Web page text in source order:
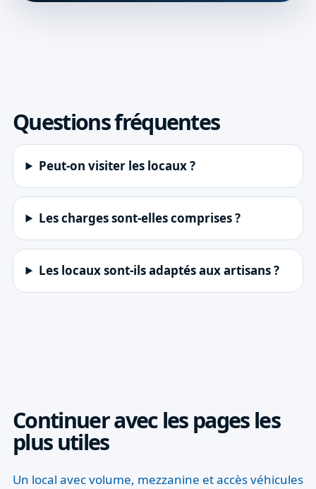
Questions fréquentes
Peut-on visiter les locaux ?
Les charges sont-elles comprises ?
Les locaux sont-ils adaptés aux artisans ?
Continuer avec les pages les
plus utiles
Un local avec volume, mezzanine et accès véhicules